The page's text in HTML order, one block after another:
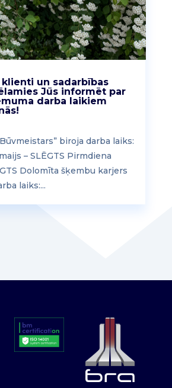
un sadarbības
Jūs informēt par
darba laikiem
biroja darba laiks:
– SLĒGTS Pirmdiena
Dolomīta šķembu karjers
laiks:...